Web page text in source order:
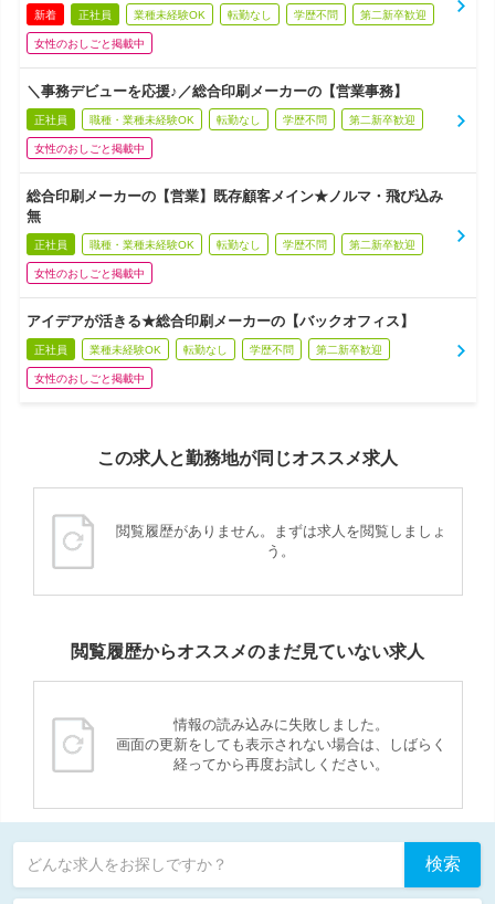
新着 正社員 業種未経験OK 転勤なし 学歴不問 第二新卒歓迎
女性のおしごと掲載中
＼事務デビューを応援♪／総合印刷メーカーの【営業事務】
正社員 職種・業種未経験OK 転勤なし 学歴不問 第二新卒歓迎
女性のおしごと掲載中
総合印刷メーカーの【営業】既存顧客メイン★ノルマ・飛び込み
無
正社員 職種・業種未経験OK 転勤なし 学歴不問 第二新卒歓迎
女性のおしごと掲載中
アイデアが活きる★総合印刷メーカーの【バックオフィス】
正社員 業種未経験OK 転勤なし 学歴不問 第二新卒歓迎
女性のおしごと掲載中
この求人と勤務地が同じオススメ求人
閲覧履歴がありません。まずは求人を閲覧しましょ
う。
閲覧履歴からオススメのまだ見ていない求人
情報の読み込みに失敗しました。
画面の更新をしても表示されない場合は、しばらく
経ってから再度お試しください。
どんな求人をお探しですか？ 検索